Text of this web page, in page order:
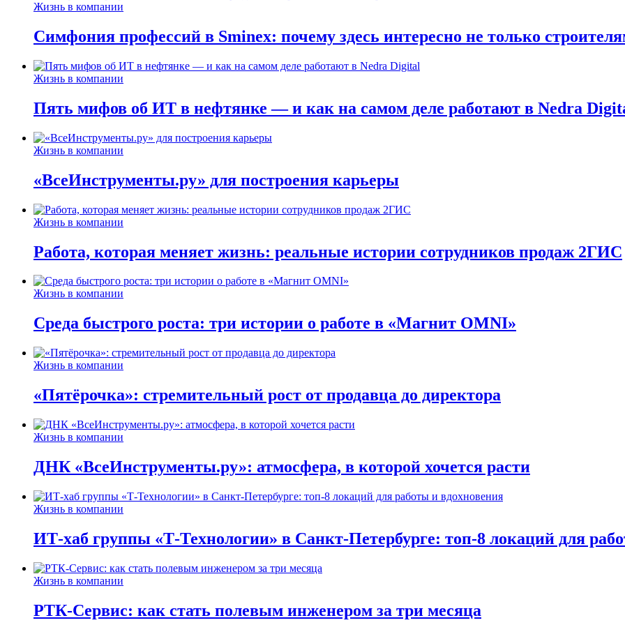
Жизнь в компании
Симфония профессий в Sminex: почему здесь интересно не только
Жизнь в компании
Пять мифов об ИТ в нефтянке — и как на самом деле работают в Nedra
Жизнь в компании
«ВсеИнструменты.ру» для построения карьеры
Жизнь в компании
Работа, которая меняет жизнь: реальные истории сотрудников продаж 2ГИС
Жизнь в компании
Среда быстрого роста: три истории о работе в «Магнит OMNI»
Жизнь в компании
«Пятёрочка»: стремительный рост от продавца до директора
Жизнь в компании
ДНК «ВсеИнструменты.ру»: атмосфера, в которой хочется расти
Жизнь в компании
ИТ-хаб группы «Т-Технологии» в Санкт-Петербурге: топ-8 локаций для
Жизнь в компании
РТК-Сервис: как стать полевым инженером за три месяца